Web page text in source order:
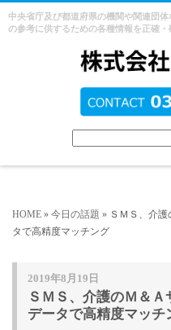
中央省庁及び都道府県の機関や関連団
の参考に供するための各種情報を正確・
HOME » 今日の話題 » ＳＭＳ、介
タで高精度マッチング
2019年8月19日
ＳＭＳ、介護のＭ＆
データで高精度マッチ